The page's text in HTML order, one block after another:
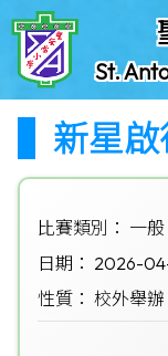
St.
新星
比賽類別： 一般
日期： 2026-
性質： 校外舉辦